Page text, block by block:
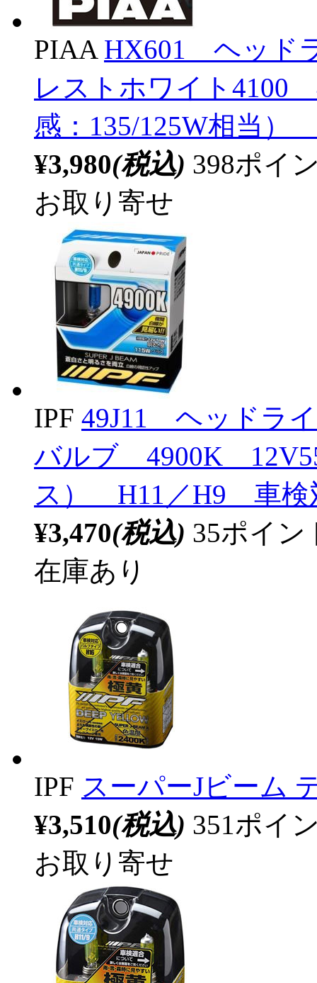
PIAA HX601 ヘッド
レストホワイト4100
感：135/125W相当
¥3,980(税込) 398ポイ
お取り寄せ
IPF 49J11 ヘッドラ
バルブ 4900K
ス） H11／H9 車
¥3,470(税込) 35ポイ
在庫あり
IPF スーパーJビーム
¥3,510(税込) 351ポイ
お取り寄せ